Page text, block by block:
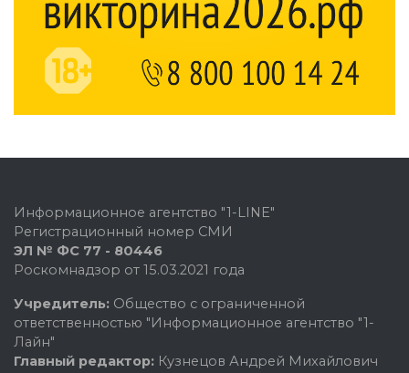
Информационное агентство "1-LINE"
Регистрационный номер СМИ
ЭЛ № ФС 77 - 80446
Роскомнадзор от 15.03.2021 года
Учредитель: Общество с ограниченной
ответственностью "Информационное агентство "1-
Лайн"
Главный редактор: Кузнецов Андрей Михайлович